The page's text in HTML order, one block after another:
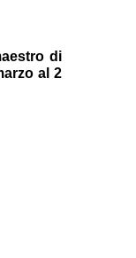
di
al 2